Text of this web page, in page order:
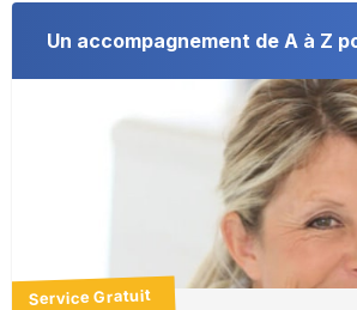
Un accompagnement de A à Z
Service Gratuit